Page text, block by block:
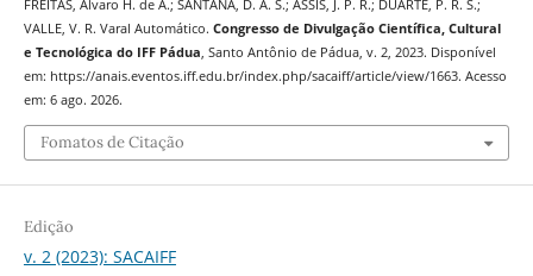
FREITAS, Álvaro H. de A.; SANTANA, D. A. S.; ASSIS, J. P. R.; DUARTE, P. R. S.;
VALLE, V. R. Varal Automático. Congresso de Divulgação Científica, Cultural
e Tecnológica do IFF Pádua, Santo Antônio de Pádua, v. 2, 2023. Disponível
em: https://anais.eventos.iff.edu.br/index.php/sacaiff/article/view/1663. Acesso
em: 6 ago. 2026.
Fomatos de Citação
Edição
v. 2 (2023): SACAIFF